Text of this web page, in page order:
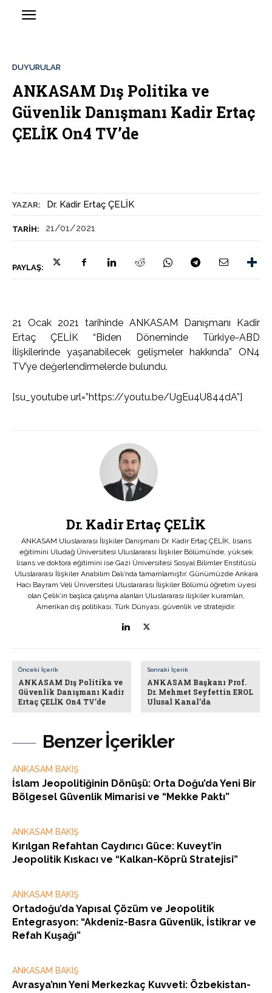
YAZAR: Dr. Kadir Ertaç ÇELİK
TARIH: 21/01/2021
PAYLAŞ:
DUYURULAR
ANKASAM Dış Politika ve
Güvenlik Danışmanı Kadir Ertaç
ÇELİK On4 TV’de
Benzer İçerikler
ANKASAM BAKIŞ
İslam Jeopolitiğinin Dönüşü: Orta Doğu’da Yeni Bir
Bölgesel Güvenlik Mimarisi ve “Mekke Paktı”
ANKASAM BAKIŞ
Kırılgan Refahtan Caydırıcı Güce: Kuveyt’in
Jeopolitik Kıskacı ve “Kalkan-Köprü Stratejisi”
ANKASAM BAKIŞ
Ortadoğu’da Yapısal Çözüm ve Jeopolitik
Entegrasyon: “Akdeniz-Basra Güvenlik, İstikrar ve
Refah Kuşağı”
ANKASAM BAKIŞ
Avrasya’nın Yeni Merkezkaç Kuvveti: Özbekistan-
21 Ocak 2021 tarihinde ANKASAM Danışmanı Kadir
Ertaç ÇELİK “Biden Döneminde Türkiye-ABD
İlişkilerinde yaşanabilecek gelişmeler hakkında” ON4
TV’ye değerlendirmelerde bulundu.
[su_youtube url=”https://youtu.be/UgEu4U844dA”]
Dr. Kadir Ertaç ÇELİK
ANKASAM Uluslararası İlişkiler Danışmanı Dr. Kadir Ertaç ÇELİK, lisans
eğitimini Uludağ Üniversitesi Uluslararası İlişkiler Bölümü’nde, yüksek
lisans ve doktora eğitimini ise Gazi Üniversitesi Sosyal Bilimler Enstitüsü
Uluslararası İlişkiler Anabilim Dalı’nda tamamlamıştır. Günümüzde Ankara
Hacı Bayram Veli Üniversitesi Uluslararası İlişkiler Bölümü öğretim üyesi
olan Çelik’in başlıca çalışma alanları Uluslararası ilişkiler kuramları,
Amerikan dış politikası, Türk Dünyası, güvenlik ve stratejidir.
Önceki İçerik
ANKASAM Dış Politika ve
Güvenlik Danışmanı Kadir
Ertaç ÇELİK On4 TV’de
Sonraki İçerik
ANKASAM Başkanı Prof.
Dr. Mehmet Seyfettin EROL
Ulusal Kanal’da